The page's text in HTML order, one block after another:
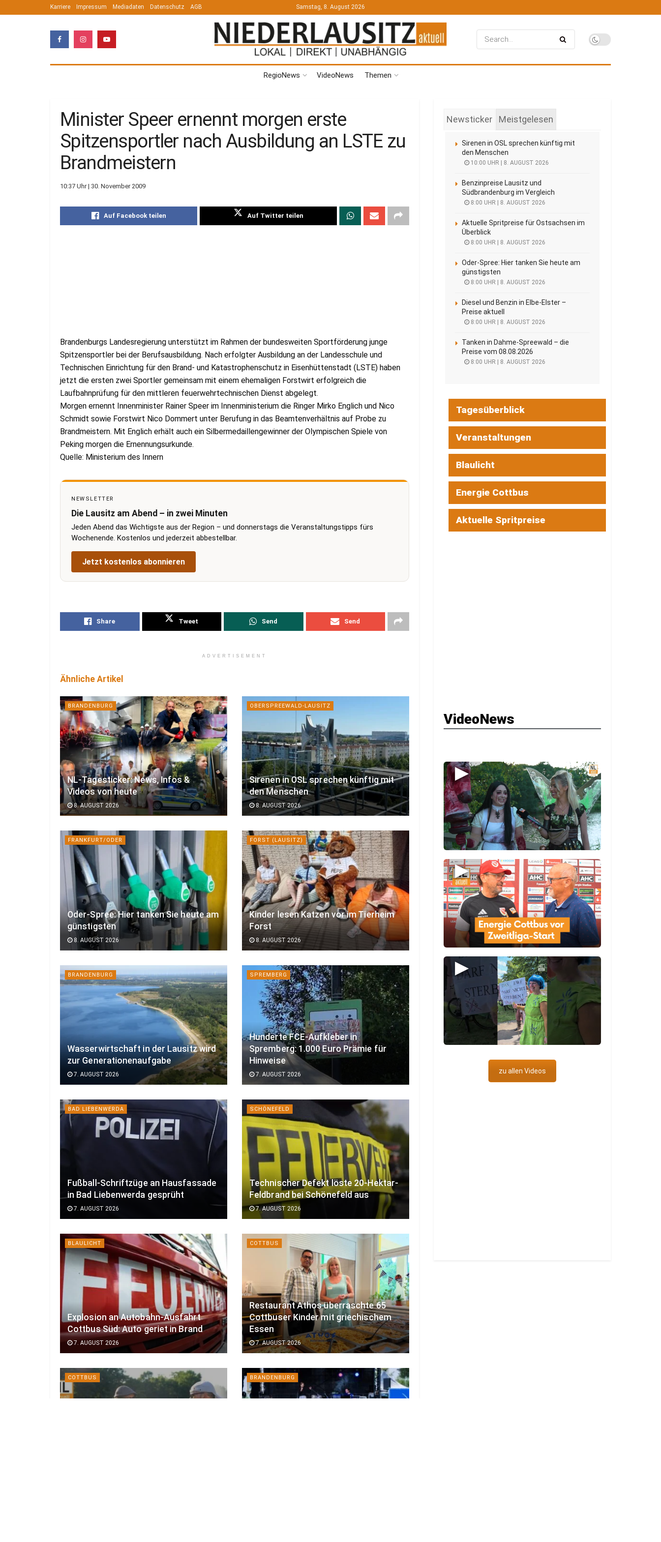
Karriere Impressum Mediadaten Datenschutz AGB Samstag, 8. August 2026
RegioNews VideoNews Themen
Minister Speer ernennt morgen erste
Spitzensportler nach Ausbildung an LSTE zu
Brandmeistern
10:37 Uhr | 30. November 2009
Auf Facebook teilen Auf Twitter teilen
Brandenburgs Landesregierung unterstützt im Rahmen der bundesweiten Sportförderung junge
Spitzensportler bei der Berufsausbildung. Nach erfolgter Ausbildung an der Landesschule und
Technischen Einrichtung für den Brand- und Katastrophenschutz in Eisenhüttenstadt (LSTE) haben
jetzt die ersten zwei Sportler gemeinsam mit einem ehemaligen Forstwirt erfolgreich die
Laufbahnprüfung für den mittleren feuerwehrtechnischen Dienst abgelegt.
Morgen ernennt Innenminister Rainer Speer im Innenministerium die Ringer Mirko Englich und Nico
Schmidt sowie Forstwirt Nico Dommert unter Berufung in das Beamtenverhältnis auf Probe zu
Brandmeistern. Mit Englich erhält auch ein Silbermedaillengewinner der Olympischen Spiele von
Peking morgen die Ernennungsurkunde.
Quelle: Ministerium des Innern
NEWSLETTER
Die Lausitz am Abend – in zwei Minuten
Jeden Abend das Wichtigste aus der Region – und donnerstags die Veranstaltungstipps fürs
Wochenende. Kostenlos und jederzeit abbestellbar.
Jetzt kostenlos abonnieren
Share Tweet Send Send
ADVERTISEMENT
Ähnliche Artikel
BRANDENBURG
NL-Tagesticker: News, Infos &
Videos von heute
8. AUGUST 2026
OBERSPREEWALD-LAUSITZ
Sirenen in OSL sprechen künftig mit
den Menschen
8. AUGUST 2026
FRANKFURT/ODER
Oder-Spree: Hier tanken Sie heute am
günstigsten
8. AUGUST 2026
FORST (LAUSITZ)
Kinder lesen Katzen vor im Tierheim
Forst
8. AUGUST 2026
BRANDENBURG
Wasserwirtschaft in der Lausitz wird
zur Generationenaufgabe
7. AUGUST 2026
SPREMBERG
Hunderte FCE-Aufkleber in
Spremberg: 1.000 Euro Prämie für
Hinweise
7. AUGUST 2026
BAD LIEBENWERDA
Fußball-Schriftzüge an Hausfassade
in Bad Liebenwerda gesprüht
7. AUGUST 2026
SCHÖNEFELD
Technischer Defekt löste 20-Hektar-
Feldbrand bei Schönefeld aus
7. AUGUST 2026
BLAULICHT
Explosion an Autobahn-Ausfahrt
Cottbus Süd: Auto geriet in Brand
7. AUGUST 2026
COTTBUS
Restaurant Athos überraschte 65
Cottbuser Kinder mit griechischem
Essen
7. AUGUST 2026
COTTBUS BRANDENBURG
Newsticker Meistgelesen
Sirenen in OSL sprechen künftig mit
den Menschen
10:00 UHR | 8. AUGUST 2026
Benzinpreise Lausitz und
Südbrandenburg im Vergleich
8:00 UHR | 8. AUGUST 2026
Aktuelle Spritpreise für Ostsachsen im
Überblick
8:00 UHR | 8. AUGUST 2026
Oder-Spree: Hier tanken Sie heute am
günstigsten
8:00 UHR | 8. AUGUST 2026
Diesel und Benzin in Elbe-Elster –
Preise aktuell
8:00 UHR | 8. AUGUST 2026
Tanken in Dahme-Spreewald – die
Preise vom 08.08.2026
8:00 UHR | 8. AUGUST 2026
Tagesüberblick
Veranstaltungen
Blaulicht
Energie Cottbus
Aktuelle Spritpreise
VideoNews
▶
▶
▶
zu allen Videos